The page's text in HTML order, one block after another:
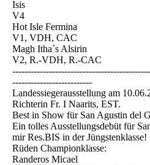
Isis
V4
Hot Isle Fermina
V1, VDH, CAC
Magh Itha´s Alsirin
V2, R.-VDH, R.-CAC
--------------------------
Landessiegerausstellung am
Richterin Fr. I Naarits, EST.
Best in Show für San Agustin del
Ein tolles Ausstellungsdebüt für
mir Res.BIS in der Jüngstenklasse!
Rüden Championklasse:
Randeros Micael